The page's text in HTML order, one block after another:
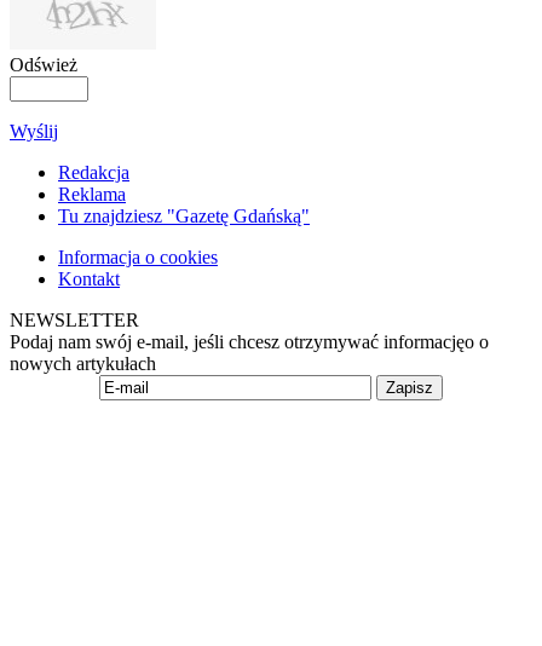
Odśwież
Wyślij
Redakcja
Reklama
Tu znajdziesz "Gazetę Gdańską"
Informacja o cookies
Kontakt
NEWSLETTER
Podaj nam swój e-mail, jeśli chcesz otrzymywać informacjęo o
nowych artykułach
Zapisz